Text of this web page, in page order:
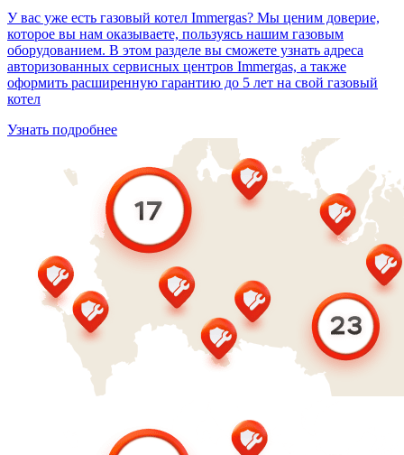
У вас уже есть газовый котел Immergas? Мы ценим доверие,
которое вы нам оказываете, пользуясь нашим газовым
оборудованием. В этом разделе вы сможете узнать адреса
авторизованных сервисных центров Immergas, а также
оформить расширенную гарантию до 5 лет на свой газовый
котел
Узнать подробнее